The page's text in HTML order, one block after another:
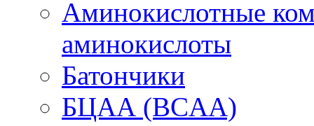
Аминокислотные
аминокислоты
Батончики
БЦАА (BCAA)